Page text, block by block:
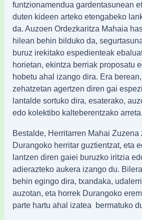
funtzionamendua gardentasunean
duten kideen arteko etengabeko
da. Auzoen Ordezkaritza Mahaia
hilean behin bilduko da,
buruz irekitako espedienteak
horietan, ekintza berriak proposatu
hobetu ahal izango dira. Era
zehatzetan agertzen diren gai
lantalde sortuko dira, esaterako,
edo kolektibo kalteberentzako arreta.
Bestalde, Herritarren Mahai
Durangoko herritar guztientzat, eta
lantzen diren gaiei buruzko iritzia
adierazteko aukera izango du.
behin egingo dira, txandaka,
auzotan, eta horrek Durangoko
parte hartu ahal izatea bermatuko